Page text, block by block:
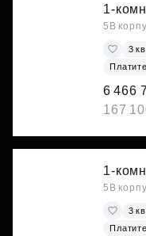
1-
5В
3
6 466
167
1-
5В
3